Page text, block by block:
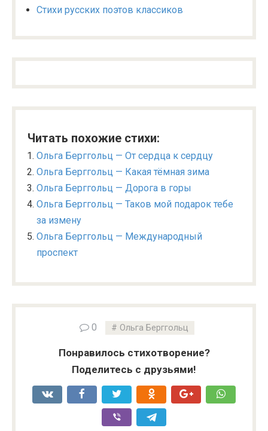
Стихи русских поэтов классиков
Читать похожие стихи:
Ольга Берггольц — От сердца к сердцу
Ольга Берггольц — Какая тёмная зима
Ольга Берггольц — Дорога в горы
Ольга Берггольц — Таков мой подарок тебе
за измену
Ольга Берггольц — Международный
проспект
0 Ольга Берггольц
Понравилось стихотворение?
Поделитесь с друзьями!